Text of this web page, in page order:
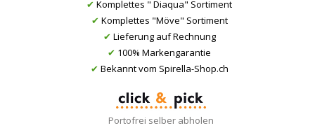
✔ Komplettes " Diaqua" Sortiment
✔ Komplettes "Möve" Sortiment
✔ Lieferung auf Rechnung
✔ 100% Markengarantie
✔ Bekannt vom Spirella-Shop.ch
Portofrei selber abholen